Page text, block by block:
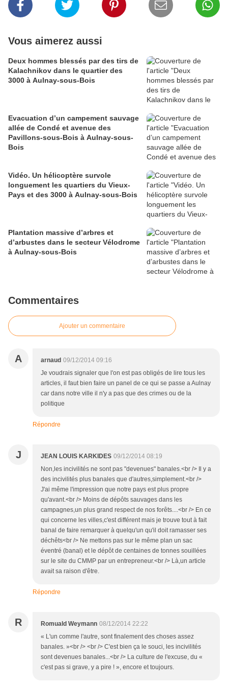
Vous aimerez aussi
Deux hommes blessés par des tirs de
Kalachnikov dans le quartier des
3000 à Aulnay-sous-Bois
Evacuation d’un campement sauvage
allée de Condé et avenue des
Pavillons-sous-Bois à Aulnay-sous-
Bois
Vidéo. Un hélicoptère survole
longuement les quartiers du Vieux-
Pays et des 3000 à Aulnay-sous-Bois
Plantation massive d’arbres et
d’arbustes dans le secteur Vélodrome
à Aulnay-sous-Bois
Commentaires
Ajouter un commentaire
A arnaud 09/12/2014 09:16
Je voudrais signaler que l'on est pas obligés de lire tous les
articles, il faut bien faire un panel de ce qui se passe a Aulnay
car dans notre ville il n'y a pas que des crimes ou de la
politique
Répondre
J JEAN LOUIS KARKIDES 09/12/2014 08:19
Non,les incivilités ne sont pas "devenues" banales.<br /> Il y a
des incivilités plus banales que d'autres,simplement.<br />
J'ai même l'impression que notre pays est plus propre
qu'avant.<br /> Moins de dépôts sauvages dans les
campagnes,un plus grand respect de nos forêts....<br /> En ce
qui concerne les villes,c'est différent mais je trouve tout à fait
banal de faire remarquer à quelqu'un qu'il doit ramasser ses
déchêts<br /> Ne mettons pas sur le même plan un sac
éventré (banal) et le dépôt de centaines de tonnes souillées
sur le site du CMMP par un entrepreneur.<br /> Là,un article
avait sa raison d'être.
Répondre
R Romuald Weymann 08/12/2014 22:22
« L'un comme l'autre, sont finalement des choses assez
banales. »<br /> <br /> C'est bien ça le souci, les incivilités
sont devenues banales...<br /> La culture de l'excuse, du «
c'est pas si grave, y a pire ! », encore et toujours.